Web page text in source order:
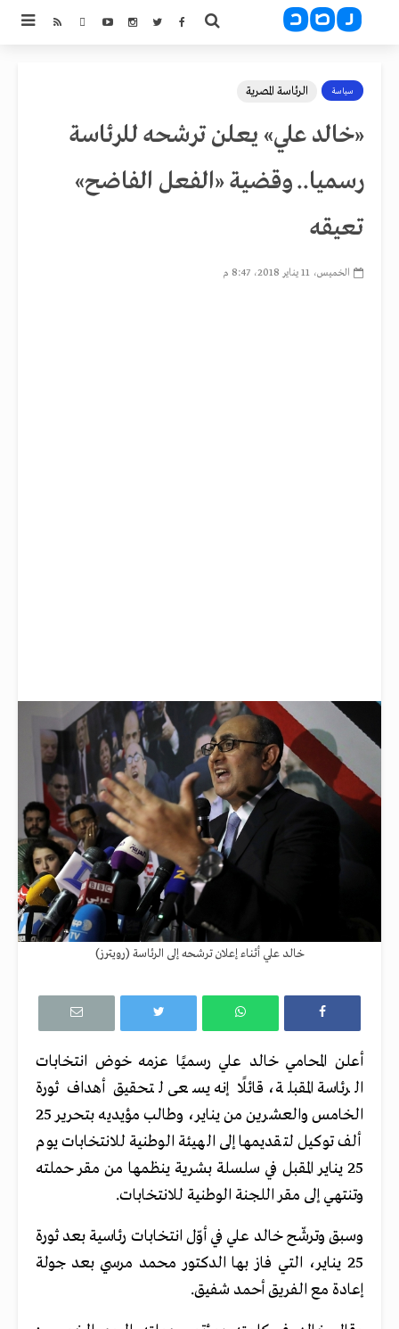
سياسة الرئاسة المصرية
«خالد علي» يعلن ترشحه للرئاسة
رسميا.. وقضية «الفعل الفاضح»
تعيقه
الخميس، 11 يناير 2018، 8:47 م
خالد علي أثناء إعلان ترشحه إلى الرئاسة (رويترز)
أعلن المحامي خالد علي رسميًا عزمه خوض انتخابات
الرئاسة المقبلة، قائلًا إنه يسعى لتحقيق أهداف ثورة
الخامس والعشرين من يناير، وطالب مؤيديه بتحرير 25
ألف توكيل لتقديمها إلى الهيئة الوطنية للانتخابات يوم
25 يناير المقبل في سلسلة بشرية ينظمها من مقر حملته
وتنتهي إلى مقر اللجنة الوطنية للانتخابات.
وسبق وترشّح خالد علي في أوّل انتخابات رئاسية بعد ثورة
25 يناير، التي فاز بها الدكتور محمد مرسي بعد جولة
إعادة مع الفريق أحمد شفيق.